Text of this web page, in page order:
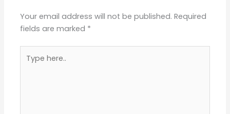
Your email address will not be published. Required
fields are marked *
here..